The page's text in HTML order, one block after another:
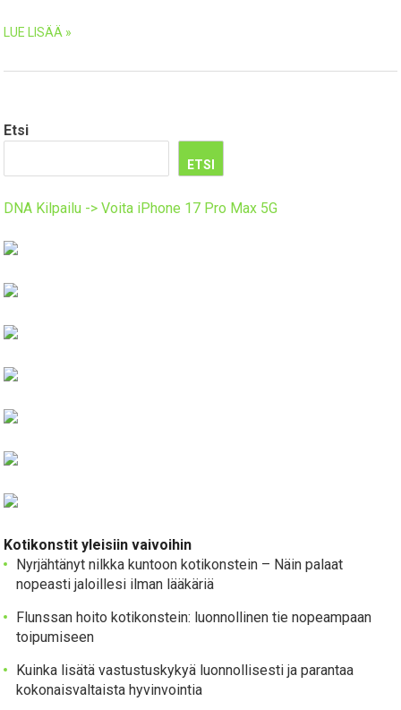
LUE LISÄÄ »
Etsi
ETSI
DNA Kilpailu -> Voita iPhone 17 Pro Max 5G
Kotikonstit yleisiin vaivoihin
Nyrjähtänyt nilkka kuntoon kotikonstein – Näin palaat
nopeasti jaloillesi ilman lääkäriä
Flunssan hoito kotikonstein: luonnollinen tie nopeampaan
toipumiseen
Kuinka lisätä vastustuskykyä luonnollisesti ja parantaa
kokonaisvaltaista hyvinvointia